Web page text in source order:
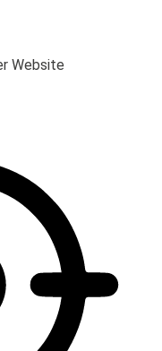
Website